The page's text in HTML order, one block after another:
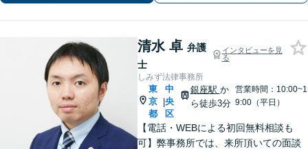
談可】【来所一切不要】【夜間・休日
面談可】
清水 卓 弁護
士
インタビューを見
る
しみず法律事務所
東
京
都
|
中
央
区
銀座駅 か
ら徒歩3分
営業時間：10:00~1
9:00（平日）
【電話・WEBによる初回無料相談も
可】弊事務所では、来所頂いての面談